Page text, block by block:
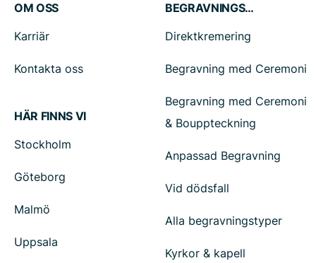
OM OSS
Karriär
Kontakta oss
HÄR FINNS VI
Stockholm
Göteborg
Malmö
Uppsala
BEGRAVNINGSTJÄNSTER
Direktkremering
Begravning med Ceremoni
Begravning med Ceremoni
& Bouppteckning
Anpassad Begravning
Vid dödsfall
Alla begravningstyper
Kyrkor & kapell